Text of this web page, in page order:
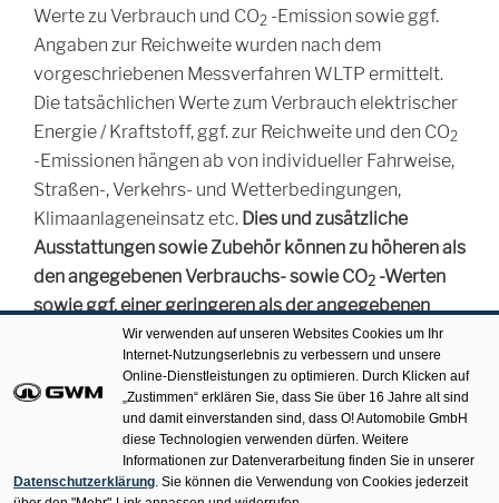
Werte zu Verbrauch und CO2 CO2
-Emission sowie ggf.
Angaben zur Reichweite wurden nach dem
vorgeschriebenen Messverfahren WLTP ermittelt.
Die tatsächlichen Werte zum Verbrauch elektrischer
Energie / Kraftstoff, ggf. zur Reichweite und den CO2CO2
-Emissionen hängen ab von individueller Fahrweise,
Straßen-, Verkehrs- und Wetterbedingungen,
Klimaanlageneinsatz etc. Dies und zusätzliche
Ausstattungen sowie Zubehör können zu höheren als
den angegebenen Verbrauchs- sowieCO2 CO2
-Werten
sowie ggf. einer geringeren als der angegebenen
elektrischen Reichweite führen. Gewichtete Werte
sind Mittelwerte für Kraftstoff- und Stromverbrauch
von extern aufladbaren Hybridelektrofahrzeugen bei
durchschnittlichem Nutzungsprofil und täglichem
Laden der Batterie.
Wir verwenden auf unseren Websites Cookies um Ihr
Internet-Nutzungserlebnis zu verbessern und unsere
Online-Dienstleistungen zu optimieren. Durch Klicken auf
„Zustimmen“ erklären Sie, dass Sie über 16 Jahre alt sind
und damit einverstanden sind, dass O! Automobile GmbH
diese Technologien verwenden dürfen. Weitere
Informationen zur Datenverarbeitung finden Sie in unserer
Datenschutzerklärung. Sie können die Verwendung von Cookies jederzeit